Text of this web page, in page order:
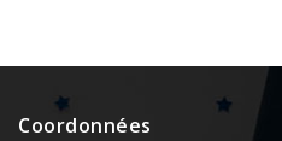
Coordonnées